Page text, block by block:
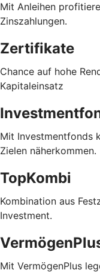
Mit Anleihen
Zinszahlungen.
Zertifikate
Chance auf hohe
Kapitaleinsatz
Mit Investmentfonds
Zielen näherkommen.
TopKombi
Kombination aus
Investment.
Mit VermögenPlus